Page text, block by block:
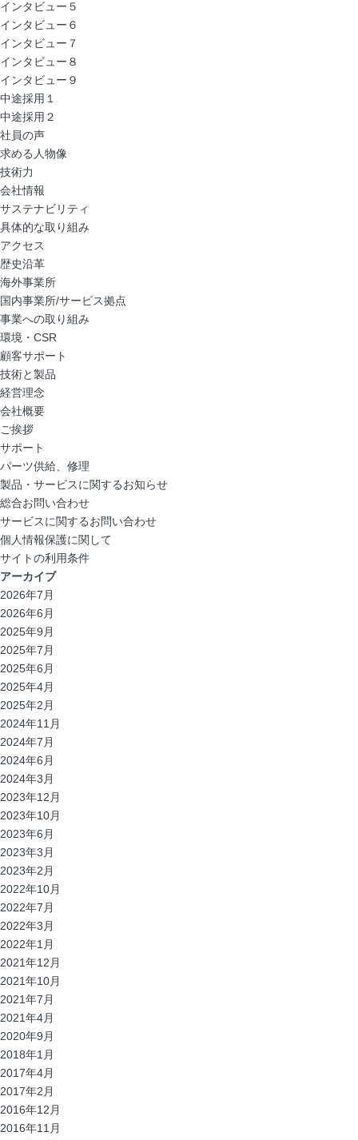
インタビュー５
インタビュー６
インタビュー７
インタビュー８
インタビュー９
中途採用１
中途採用２
社員の声
求める人物像
技術力
会社情報
サステナビリティ
具体的な取り組み
アクセス
歴史沿革
海外事業所
国内事業所/サービス拠点
事業への取り組み
環境・CSR
顧客サポート
技術と製品
経営理念
会社概要
ご挨拶
サポート
パーツ供給、修理
製品・サービスに関するお知らせ
総合お問い合わせ
サービスに関するお問い合わせ
個人情報保護に関して
サイトの利用条件
アーカイブ
2026年7月
2026年6月
2025年9月
2025年7月
2025年6月
2025年4月
2025年2月
2024年11月
2024年7月
2024年6月
2024年3月
2023年12月
2023年10月
2023年6月
2023年3月
2023年2月
2022年10月
2022年7月
2022年3月
2022年1月
2021年12月
2021年10月
2021年7月
2021年4月
2020年9月
2018年1月
2017年4月
2017年2月
2016年12月
2016年11月